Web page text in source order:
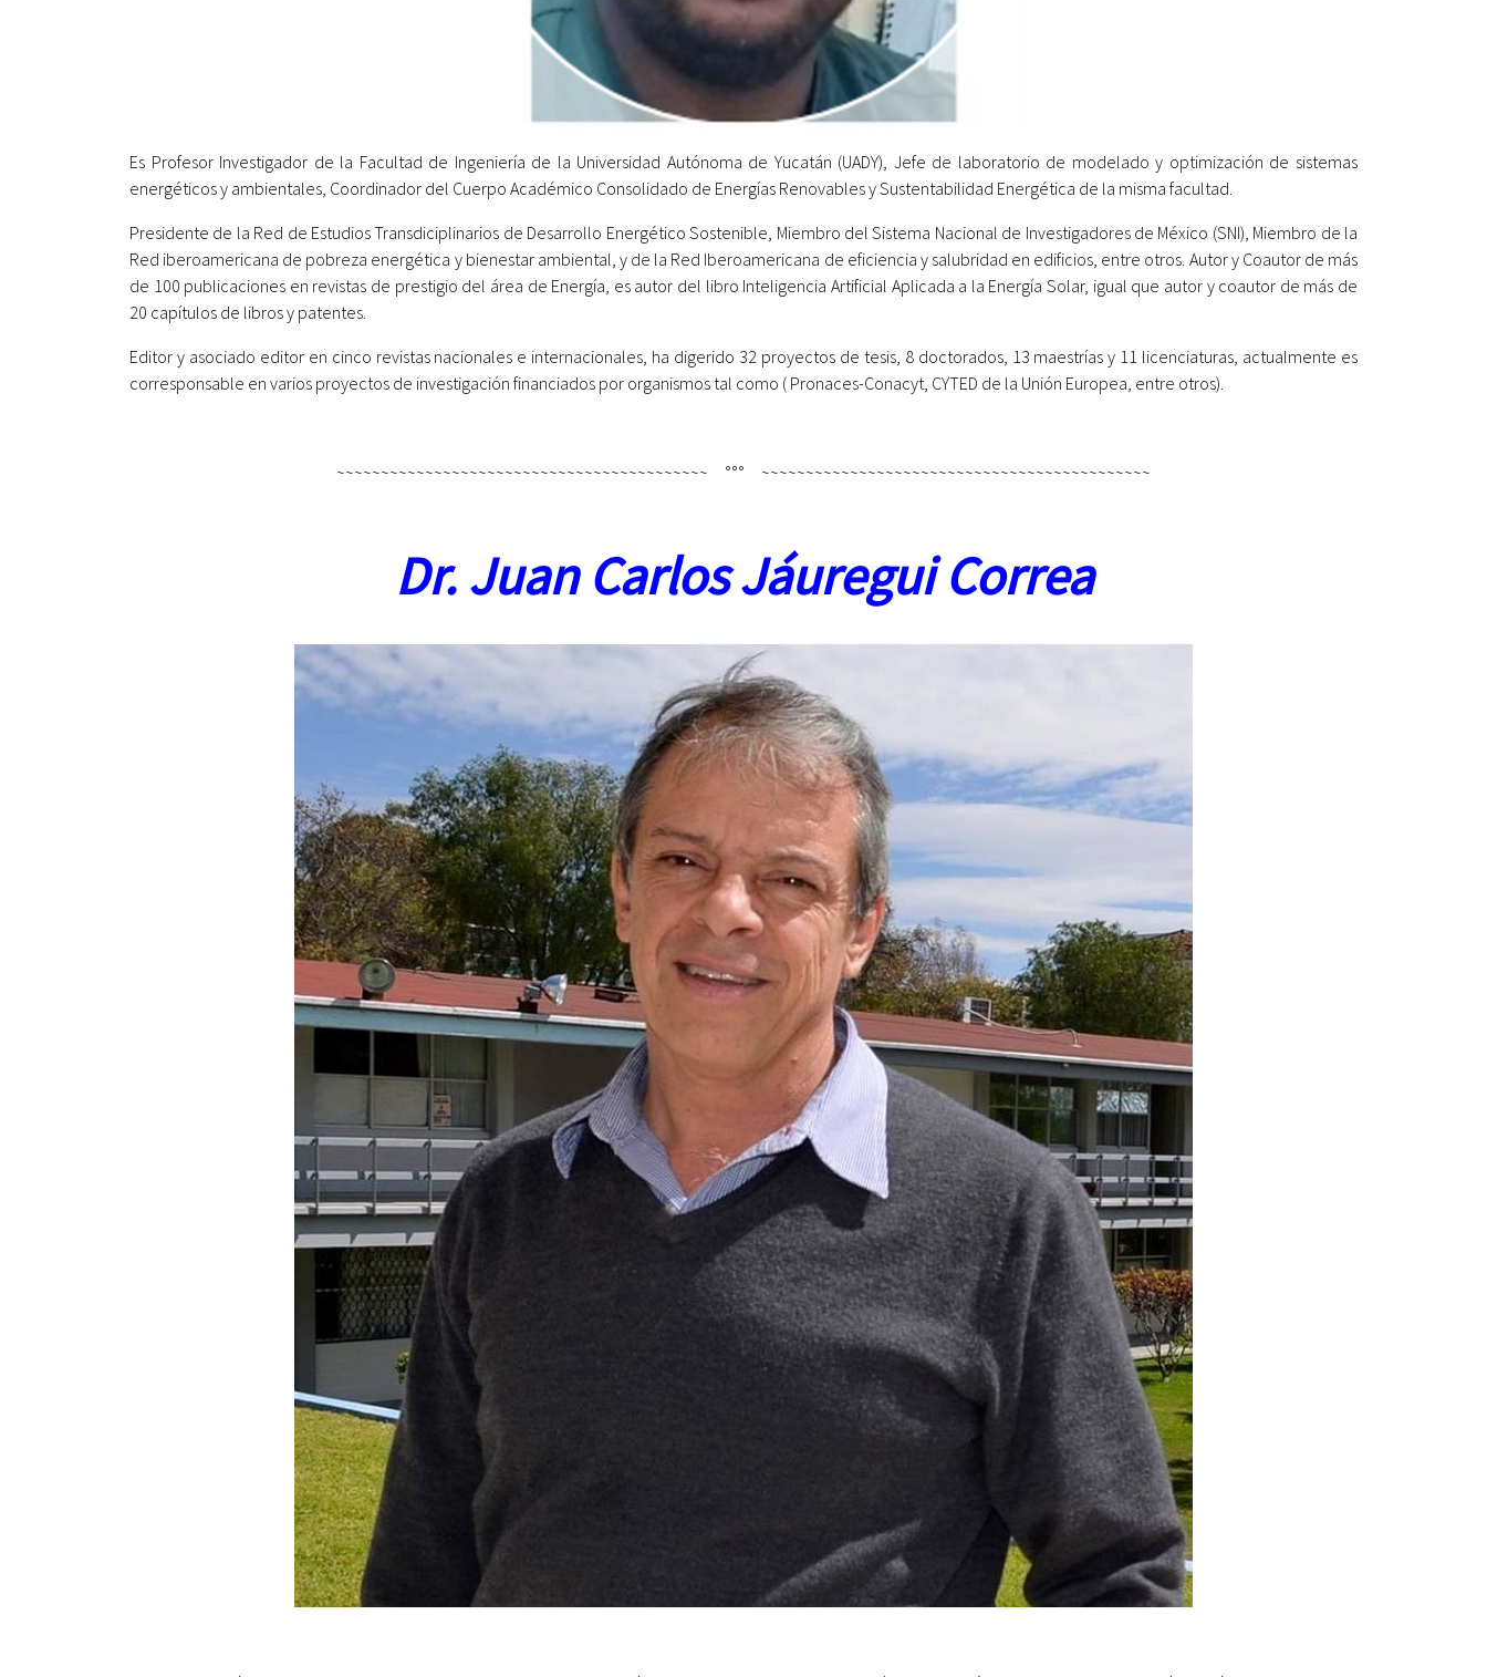
Es Profesor Investigador de la Facultad de Ingeniería de la Universidad Autónoma de Yucatán (UADY), Jefe de laboratorio de modelado y optimización de sistemas
energéticos y ambientales, Coordinador del Cuerpo Académico Consolidado de Energías Renovables y Sustentabilidad Energética de la misma facultad.
Presidente de la Red de Estudios Transdiciplinarios de Desarrollo Energético Sostenible, Miembro del Sistema Nacional de Investigadores de México (SNI), Miembro de la
Red iberoamericana de pobreza energética y bienestar ambiental, y de la Red Iberoamericana de eficiencia y salubridad en edificios, entre otros. Autor y Coautor de más
de 100 publicaciones en revistas de prestigio del área de Energía, es autor del libro Inteligencia Artificial Aplicada a la Energía Solar, igual que autor y coautor de más de
20 capítulos de libros y patentes.
Editor y asociado editor en cinco revistas nacionales e internacionales, ha digerido 32 proyectos de tesis, 8 doctorados, 13 maestrías y 11 licenciaturas, actualmente es
corresponsable en varios proyectos de investigación financiados por organismos tal como ( Pronaces-Conacyt, CYTED de la Unión Europea, entre otros).
~~~~~~~~~~~~~~~~~~~~~~~~~~~~~~~~~~~~~~~~~~ °°° ~~~~~~~~~~~~~~~~~~~~~~~~~~~~~~~~~~~~~~~~~~~~
Dr. Juan Carlos Jáuregui Correa